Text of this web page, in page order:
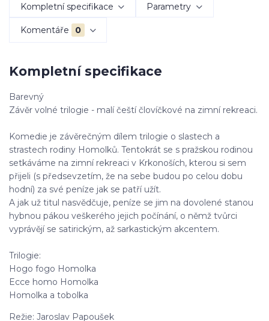
Kompletní specifikace Parametry
Komentáře 0
Kompletní specifikace
Barevný
Závěr volné trilogie - malí čeští človíčkové na zimní rekreaci.
Komedie je závěrečným dílem trilogie o slastech a
strastech rodiny Homolků. Tentokrát se s pražskou rodinou
setkáváme na zimní rekreaci v Krkonoších, kterou si sem
přijeli (s předsevzetím, že na sebe budou po celou dobu
hodní) za své peníze jak se patří užít.
A jak už titul nasvědčuje, peníze se jim na dovolené stanou
hybnou pákou veškerého jejich počínání, o němž tvůrci
vyprávějí se satirickým, až sarkastickým akcentem.
Trilogie:
Hogo fogo Homolka
Ecce homo Homolka
Homolka a tobolka
Režie: Jaroslav Papoušek